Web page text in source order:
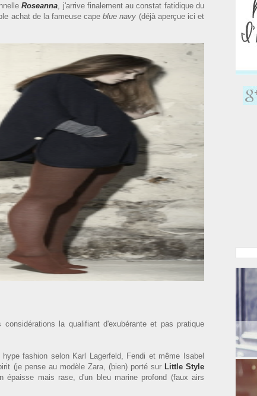
Roseanna , j'arrive finalement au constat fatidique du
achat de la fameuse capeblue navy (déjà aperçue ici et
la qualifiant d'exubérante et pas pratique
fashion selon Karl Lagerfeld, Fendi et même Isabel
(je pense au modèle Zara, (bien) porté sur Little Style
épaisse mais rase, d'un bleu marine profond (faux airs